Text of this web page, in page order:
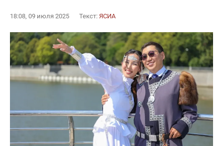
18:08, 09 июля 2025 Текст: ЯСИА